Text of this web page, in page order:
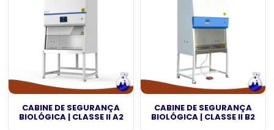
CABINE DE SEGURANÇA
BIOLÓGICA | CLASSE II A2
CABINE DE SEGURANÇA
BIOLÓGICA | CLASSE II B2